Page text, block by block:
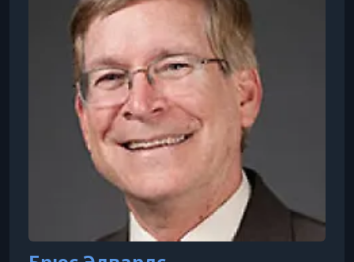
Уильяма Келсо Моррилла за выдающееся
преподавание математики и национальн